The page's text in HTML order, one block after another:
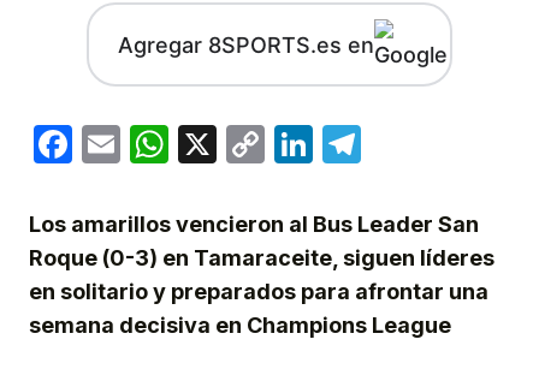
Agregar 8SPORTS.es en
Facebook
EmailWhatsApp
X
CopyLinkedIn
Los amarillos vencieron al Bus Leader San
Roque (0-3) en Tamaraceite, siguen líderes
en solitario y preparados para afrontar una
semana decisiva en Champions League